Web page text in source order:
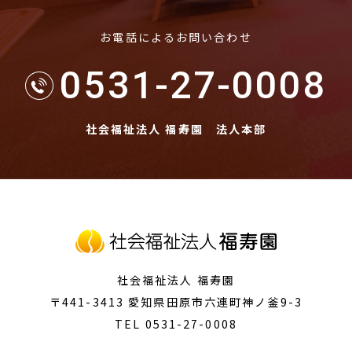
お電話によるお問い合わせ
0531-27-0008
社会福祉法人 福寿園 法人本部
社会福祉法人 福寿園
〒441-3413 愛知県田原市 六連町神ノ釜9-3
TEL 0531-27-0008